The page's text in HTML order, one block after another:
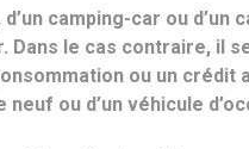
camping-car ou
le cas contraire, il
ou un crédit
neuf ou d’un véhicule